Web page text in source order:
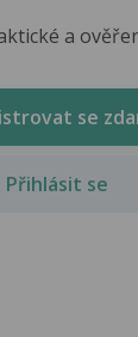
a
se
Přihlásit se